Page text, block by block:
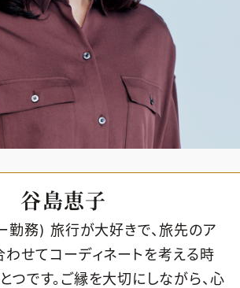
ムNEWS
通販
ン
MAGAZINE
谷島恵子
勤務) 旅行が大好きで、旅先のア
わせてコーディネートを考える時
つです。ご縁を大切にしながら、心